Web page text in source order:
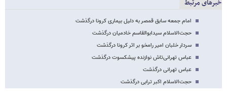
خبرهای مرتبط
امام جمعه سابق قمصر به دلیل بیماری کرونا درگذشت
حجت‌الاسلام سیدابوالقاسم خادمیان درگذشت
سردار خلبان امیر رامخو بر اثر کرونا درگذشت
عباس تهرانی‌تاش نوازنده پیشکسوت درگذشت
عباس تهرانی درگذشت
حجت‌الاسلام اکبر ترابی درگذشت